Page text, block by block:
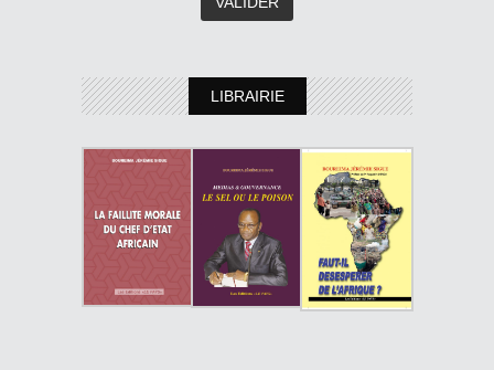
LIBRAIRIE